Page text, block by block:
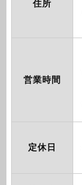
住所
営業時間
定休日